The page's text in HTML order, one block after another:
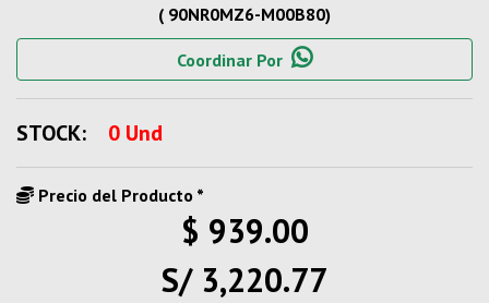
( 90NR0MZ6-M00B80)
Coordinar Por
STOCK: 0 Und
Precio del Producto *
$ 939.00
S/ 3,220.77